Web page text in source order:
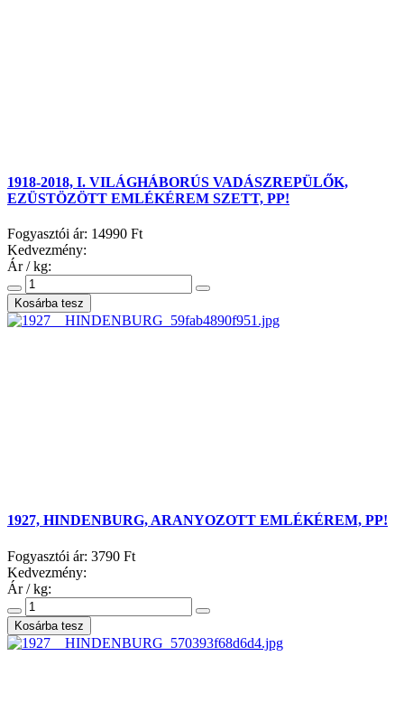
1918-2018, I. VILÁGHÁBORÚS VADÁSZREPÜLŐK,
EZÜSTÖZÖTT EMLÉKÉREM SZETT, PP!
Fogyasztói ár: 14990 Ft
Kedvezmény:
Ár / kg:
1927, HINDENBURG, ARANYOZOTT EMLÉKÉREM, PP!
Fogyasztói ár: 3790 Ft
Kedvezmény:
Ár / kg: